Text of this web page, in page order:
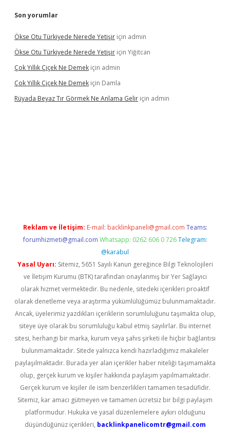
Son yorumlar
Ökse Otu Türkiyede Nerede Yetişir için admin
Ökse Otu Türkiyede Nerede Yetişir için Yiğitcan
Çok Yıllık Çiçek Ne Demek için admin
Çok Yıllık Çiçek Ne Demek için Damla
Rüyada Beyaz Tır Görmek Ne Anlama Gelir için admin
Reklam ve İletişim: E-mail: backlinkpaneli@gmail.com Teams:
forumhizmeti@gmail.com Whatsapp: 0262 606 0 726 Telegram:
@karabul
Yasal Uyarı: Sitemiz, 5651 Sayılı Kanun gereğince Bilgi Teknolojileri
ve İletişim Kurumu (BTK) tarafından onaylanmış bir Yer Sağlayıcı
olarak hizmet vermektedir. Bu nedenle, sitedeki içerikleri proaktif
olarak denetleme veya araştırma yükümlülüğümüz bulunmamaktadır.
Ancak, üyelerimiz yazdıkları içeriklerin sorumluluğunu taşımakta olup,
siteye üye olarak bu sorumluluğu kabul etmiş sayılırlar. Bu internet
sitesi, herhangi bir marka, kurum veya şahıs şirketi ile hiçbir bağlantısı
bulunmamaktadır. Sitede yalnızca kendi hazırladığımız makaleler
paylaşılmaktadır. Burada yer alan içerikler haber niteliği taşımamakta
olup, gerçek kurum ve kişiler hakkında paylaşım yapılmamaktadır.
Gerçek kurum ve kişiler ile isim benzerlikleri tamamen tesadüfidir.
Sitemiz, kar amacı gütmeyen ve tamamen ücretsiz bir bilgi paylaşım
platformudur. Hukuka ve yasal düzenlemelere aykırı olduğunu
düşündüğünüz içerikleri, backlinkpanelicomtr@gmail.com